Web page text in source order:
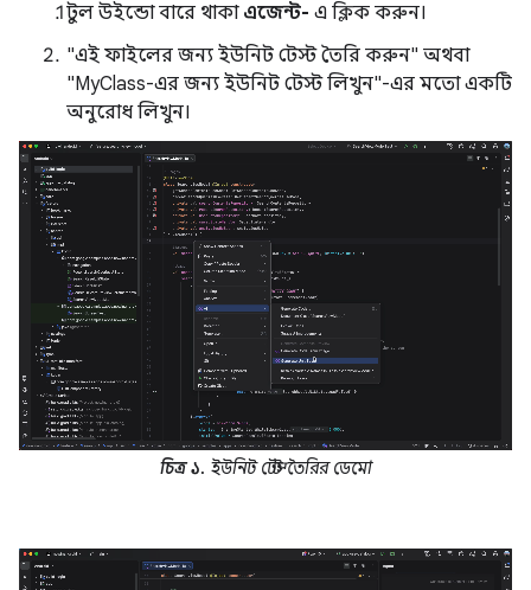
টুল উইন্ডো বারে থাকা এজেন্ট- এ ক্লিক করুন।
"এই ফাইলের জন্য ইউনিট টেস্ট তৈরি করুন" অথবা
"MyClass-এর জন্য ইউনিট টেস্ট লিখুন"-এর মতো একটি
অনুরোধ লিখুন।
চিত্র ১. ইউনিট টেস্ট তৈরির ডেমো